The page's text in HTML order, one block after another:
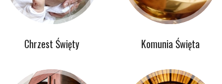
Chrzest Święty Komunia Święta